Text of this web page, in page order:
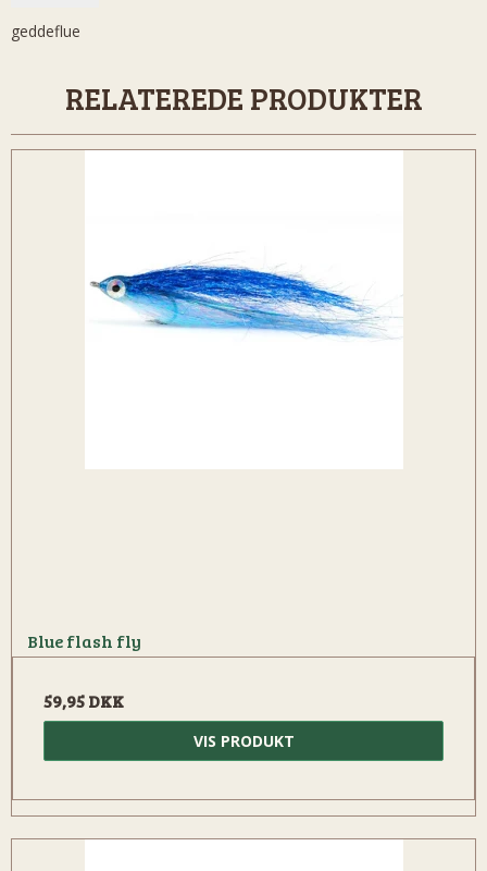
geddeflue
RELATEREDE PRODUKTER
Blue flash fly
59,95 DKK
VIS PRODUKT